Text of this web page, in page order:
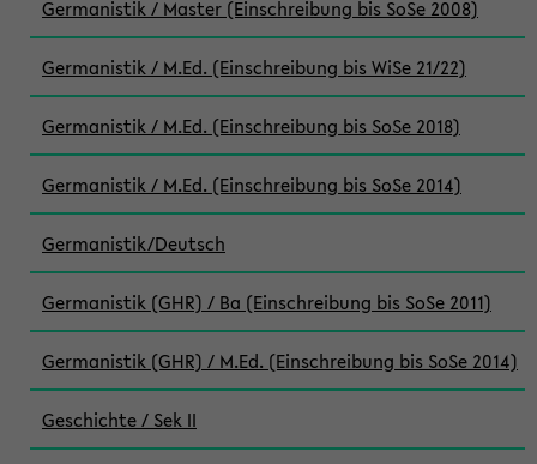
Germanistik / Master (Einschreibung bis SoSe 2008)
Germanistik / M.Ed. (Einschreibung bis WiSe 21/22)
Germanistik / M.Ed. (Einschreibung bis SoSe 2018)
Germanistik / M.Ed. (Einschreibung bis SoSe 2014)
Germanistik/Deutsch
Germanistik (GHR) / Ba (Einschreibung bis SoSe 2011)
Germanistik (GHR) / M.Ed. (Einschreibung bis SoSe 2014)
Geschichte / Sek II